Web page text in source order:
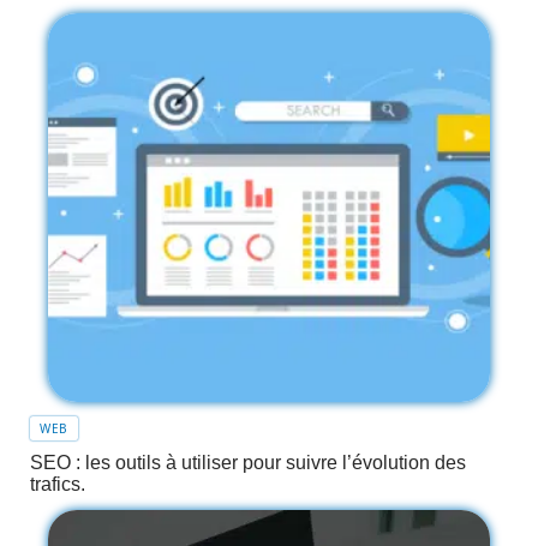
WEB
SEO : les outils à utiliser pour suivre l’évolution des
trafics.